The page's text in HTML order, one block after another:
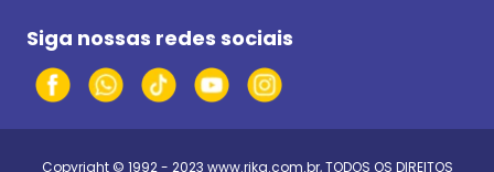
Siga nossas redes sociais
Copyright © 1992 - 2023 www.rika.com.br, TODOS OS DIREITOS